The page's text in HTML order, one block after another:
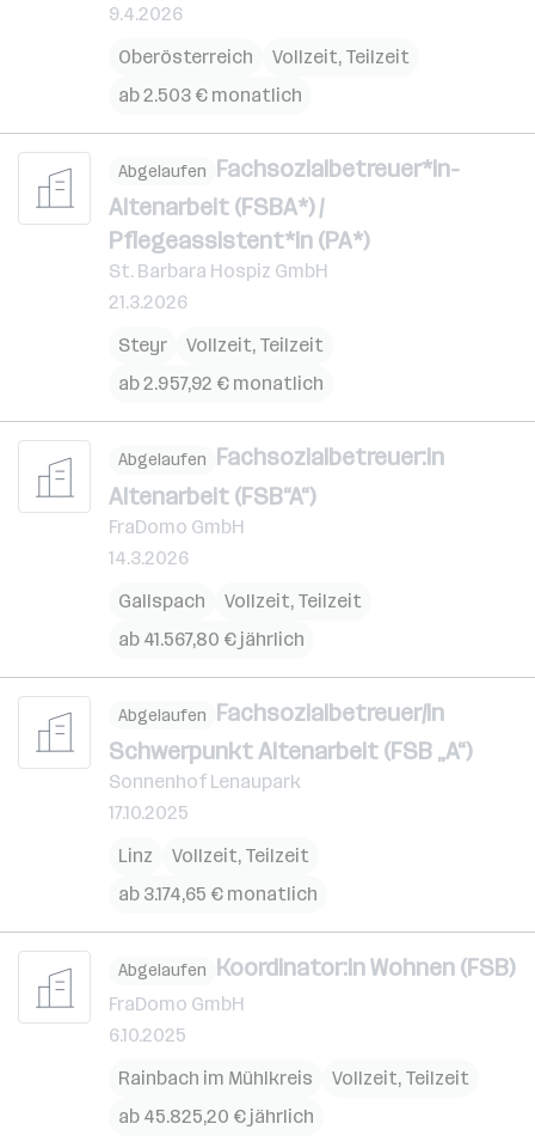
9.4.2026
Oberösterreich
Vollzeit, Teilzeit
ab 2.503 € monatlich
Abgelaufen Fachsozialbetreuer*in-
Altenarbeit (FSBA*) /
Pflegeassistent*in (PA*)
St. Barbara Hospiz GmbH
21.3.2026
Steyr
Vollzeit, Teilzeit
ab 2.957,92 € monatlich
Abgelaufen Fachsozialbetreuer:in
Altenarbeit (FSB“A“)
FraDomo GmbH
14.3.2026
Gallspach
Vollzeit, Teilzeit
ab 41.567,80 € jährlich
Abgelaufen Fachsozialbetreuer/in
Schwerpunkt Altenarbeit (FSB „A“)
Sonnenhof Lenaupark
17.10.2025
Linz
Vollzeit, Teilzeit
ab 3.174,65 € monatlich
Abgelaufen Koordinator:in Wohnen (FSB)
FraDomo GmbH
6.10.2025
Rainbach im Mühlkreis
Vollzeit, Teilzeit
ab 45.825,20 € jährlich